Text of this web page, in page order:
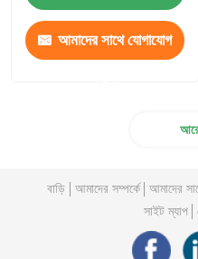
আমাদের সাথে যোগাযোগ
বাড়ি আমাদের সম্পর্কে আমাদের
সাইট ম্যাপ